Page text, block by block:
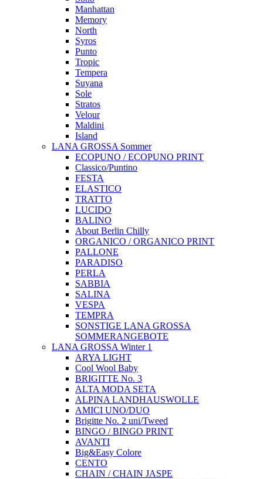
Manhattan
Memory
North
Syros
Punto
Tropic
Tempera
Suyana
Sole
Stratos
Velour
Maldini
Island
LANA GROSSA Sommer
ECOPUNO / ECOPUNO PRINT
Classico/Puntino
FESTA
ELASTICO
TRATTO
LUCIDO
BALINO
About Berlin Chilly
ORGANICO / ORGANICO PRINT
PALLONE
PARADISO
PERLA
SABBIA
SALINA
VESPA
TEMPRA
SONSTIGE LANA GROSSA
SOMMERANGEBOTE
LANA GROSSA Winter 1
ARYA LIGHT
Cool Wool Baby
BRIGITTE No. 3
ALTA MODA SETA
ALPINA LANDHAUSWOLLE
AMICI UNO/DUO
Brigitte No. 2 uni/Tweed
BINGO / BINGO PRINT
AVANTI
Big&Easy Colore
CENTO
CHAIN / CHAIN JASPE